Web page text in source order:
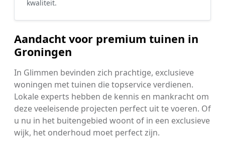
kwaliteit.
Aandacht voor premium tuinen in
Groningen
In Glimmen bevinden zich prachtige, exclusieve
woningen met tuinen die topservice verdienen.
Lokale experts hebben de kennis en mankracht om
deze veeleisende projecten perfect uit te voeren. Of
u nu in het buitengebied woont of in een exclusieve
wijk, het onderhoud moet perfect zijn.